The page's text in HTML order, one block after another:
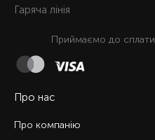
Про нас
Про компанію
Гаряча лiнiя
Приймаємо до сплати